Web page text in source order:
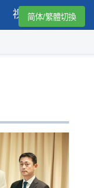
视频简体/繁體切換